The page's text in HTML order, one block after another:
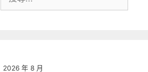
尋:
2026 年 8 月